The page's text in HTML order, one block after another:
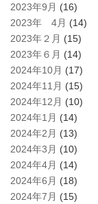
2023年9月 (16)
2023年 4月 (14)
2023年２月 (15)
2023年６月 (14)
2024年10月 (17)
2024年11月 (15)
2024年12月 (10)
2024年1月 (14)
2024年2月 (13)
2024年3月 (10)
2024年4月 (14)
2024年6月 (18)
2024年7月 (15)